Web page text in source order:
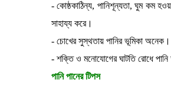
- কোষ্ঠকাঠিন্য, পানিশূন্যতা, ঘুম কম
সাহায্য করে।
- চোখের সুস্থতায় পানির ভূমিকা অনেক।
- শক্তি ও মনোযোগের ঘাটতি রোধে পানি
পানি পানের টিপস